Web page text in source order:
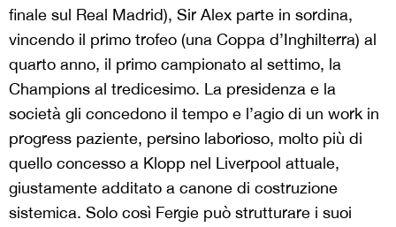
finale sul Real Madrid), Sir Alex parte in sordina,
vincendo il primo trofeo (una Coppa d’Inghilterra) al
quarto anno, il primo campionato al settimo, la
Champions al tredicesimo. La presidenza e la
società gli concedono il tempo e l’agio di un work in
progress paziente, persino laborioso, molto più di
quello concesso a Klopp nel Liverpool attuale,
giustamente additato a canone di costruzione
sistemica. Solo così Fergie può strutturare i suoi